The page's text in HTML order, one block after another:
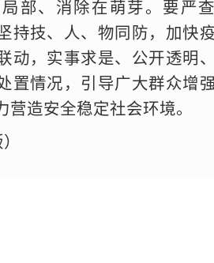
部、消除在萌芽。要严
持技、人、物同防，加快
动，实事求是、公开透明
置情况，引导广大群众增
营造安全稳定社会环境。